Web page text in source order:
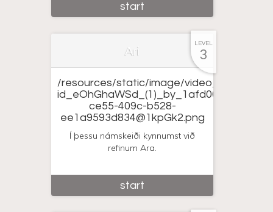
start
LEVEL
3
Ari
/resources/static/image/
id_eOhGhaWSd_(1)_by_1afd00f6-
ce55-409c-b528-
ee1a9593d834@1kpGk2.png
Í þessu námskeiði kynnumst við
refinum Ara.
start